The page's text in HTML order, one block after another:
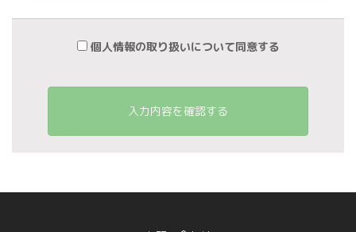
電話番号 ： 03-3222-9300
3. 個人情報の利用目的
る個人情報の利用目的は、次の通りといたしま
①保有個人データ（直接書面取得の場合の個人
情報）
個人情報の取り扱いについて同意する
入力内容を確認する